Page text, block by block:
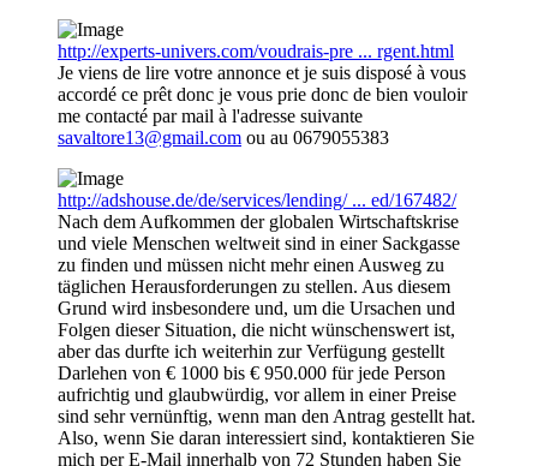
http://experts-univers.com/voudrais-pre ... rgent.html
Je viens de lire votre annonce et je suis disposé à vous
accordé ce prêt donc je vous prie donc de bien vouloir
me contacté par mail à l'adresse suivante
savaltore13@gmail.com ou au 0679055383
http://adshouse.de/de/services/lending/ ... ed/167482/
Nach dem Aufkommen der globalen Wirtschaftskrise
und viele Menschen weltweit sind in einer Sackgasse
zu finden und müssen nicht mehr einen Ausweg zu
täglichen Herausforderungen zu stellen. Aus diesem
Grund wird insbesondere und, um die Ursachen und
Folgen dieser Situation, die nicht wünschenswert ist,
aber das durfte ich weiterhin zur Verfügung gestellt
Darlehen von € 1000 bis € 950.000 für jede Person
aufrichtig und glaubwürdig, vor allem in einer Preise
sind sehr vernünftig, wenn man den Antrag gestellt hat.
Also, wenn Sie daran interessiert sind, kontaktieren Sie
mich per E-Mail innerhalb von 72 Stunden haben Sie